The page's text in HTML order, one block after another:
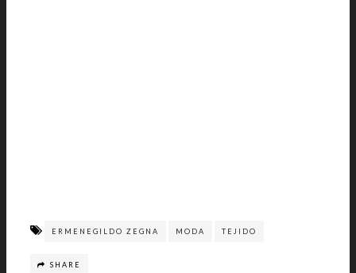
ERMENEGILDO ZEGNA MODA TEJIDO
SHARE